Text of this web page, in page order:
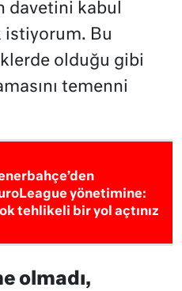
davetini kabul
istiyorum. Bu
olduğu gibi
temenni
yönetimine:
tehlikeli bir yol açtınız
olmadı,